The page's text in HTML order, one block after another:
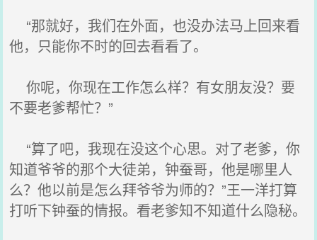
“那就好，我们在外面，也没办法马上回来看
他，只能你不时的回去看看了。
你呢，你现在工作怎么样？有女朋友没？要
不要老爹帮忙？”
“算了吧，我现在没这个心思。对了老爹，你
知道爷爷的那个大徒弟，钟蚕哥，他是哪里人
么？他以前是怎么拜爷爷为师的？”王一洋打算
打听下钟蚕的情报。看老爹知不知道什么隐秘。